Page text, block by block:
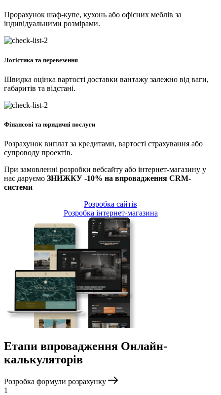
Прорахунок шаф-купе, кухонь або офісних меблів за
індивідуальними розмірами.
Логістика та перевезення
Швидка оцінка вартості доставки вантажу залежно від ваги,
габаритів та відстані.
Фінансові та юридичні послуги
Розрахунок виплат за кредитами, вартості страхування або
супроводу проектів.
При замовленні розробки вебсайту або інтернет-магазину у
нас даруємо ЗНИЖКУ -10% на впровадження CRM-
системи
Розробка сайтів
Розробка інтернет-магазина
Етапи впровадження Онлайн-
калькуляторів
Розробка формули розрахунку
1